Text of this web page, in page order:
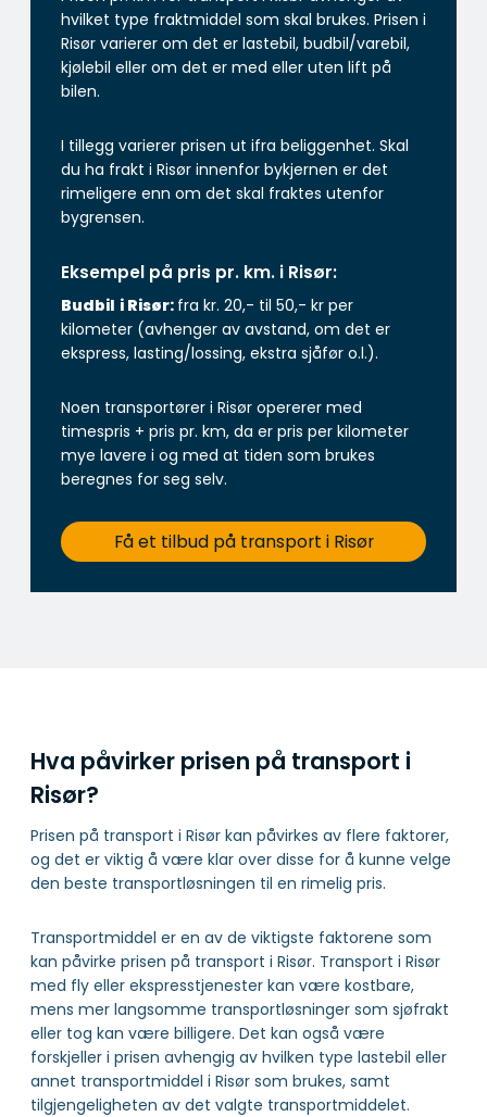
hvilket type fraktmiddel som skal brukes. Prisen i
Risør varierer om det er lastebil, budbil/varebil,
kjølebil eller om det er med eller uten lift på
bilen.
I tillegg varierer prisen ut ifra beliggenhet. Skal
du ha frakt i Risør innenfor bykjernen er det
rimeligere enn om det skal fraktes utenfor
bygrensen.
Eksempel på pris pr. km. i Risør:
Budbil i Risør: fra kr. 20,- til 50,- kr per
kilometer (avhenger av avstand, om det er
ekspress, lasting/lossing, ekstra sjåfør o.l.).
Noen transportører i Risør opererer med
timespris + pris pr. km, da er pris per kilometer
mye lavere i og med at tiden som brukes
beregnes for seg selv.
Få et tilbud på transport i Risør
Hva påvirker prisen på transport i
Risør?
Prisen på transport i Risør kan påvirkes av flere faktorer,
og det er viktig å være klar over disse for å kunne velge
den beste transportløsningen til en rimelig pris.
Transportmiddel er en av de viktigste faktorene som
kan påvirke prisen på transport i Risør. Transport i Risør
med fly eller ekspresstjenester kan være kostbare,
mens mer langsomme transportløsninger som sjøfrakt
eller tog kan være billigere. Det kan også være
forskjeller i prisen avhengig av hvilken type lastebil eller
annet transportmiddel i Risør som brukes, samt
tilgjengeligheten av det valgte transportmiddelet.